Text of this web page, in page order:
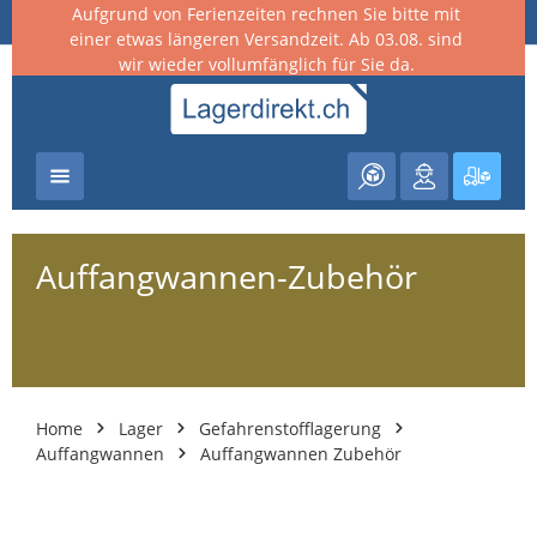
springen
Aufgrund von Ferienzeiten rechnen Sie bitte mit
einer etwas längeren Versandzeit. Ab 03.08. sind
wir wieder vollumfänglich für Sie da.
Auffangwannen-Zubehör
Home Lager
Gefahrenstofflagerung
Auffangwannen
Auffangwannen Zubehör